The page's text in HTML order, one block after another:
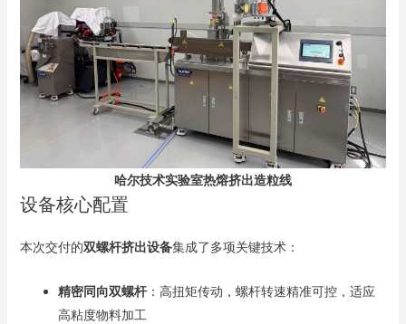
哈尔技术实验室热熔挤出造粒线
设备核心配置
本次交付的双螺杆挤出设备集成了多项关键技术：
精密同向双螺杆：高扭矩传动，螺杆转速精准可控，适应
高粘度物料加工